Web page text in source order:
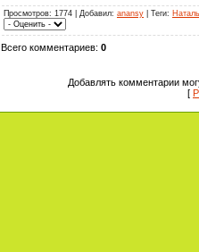
Просмотров: 1774 | Добавил: anansy Теги:
Всего комментариев: 0
Добавлять комментарии
[